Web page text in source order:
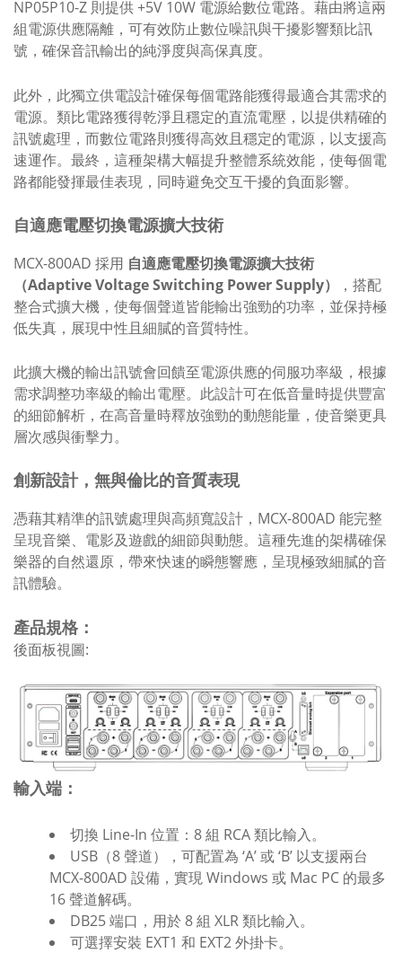
NP05P10-Z 則提供 +5V 10W 電源給數位電路。藉由將這兩
組電源供應隔離，可有效防止數位噪訊與干擾影響類比訊
號，確保音訊輸出的純淨度與高保真度。
此外，此獨立供電設計確保每個電路能獲得最適合其需求的
電源。類比電路獲得乾淨且穩定的直流電壓，以提供精確的
訊號處理，而數位電路則獲得高效且穩定的電源，以支援高
速運作。最終，這種架構大幅提升整體系統效能，使每個電
路都能發揮最佳表現，同時避免交互干擾的負面影響。
自適應電壓切換電源擴大技術
MCX-800AD 採用 自適應電壓切換電源擴大技術
（Adaptive Voltage Switching Power Supply）
，搭配
整合式擴大機，使每個聲道皆能輸出強勁的功率，並保持極
低失真，展現中性且細膩的音質特性。
此擴大機的輸出訊號會回饋至電源供應的伺服功率級，根據
需求調整功率級的輸出電壓。此設計可在低音量時提供豐富
的細節解析，在高音量時釋放強勁的動態能量，使音樂更具
層次感與衝擊力。
創新設計，無與倫比的音質表現
憑藉其精準的訊號處理與高頻寬設計，MCX-800AD 能完整
呈現音樂、電影及遊戲的細節與動態。這種先進的架構確保
樂器的自然還原，帶來快速的瞬態響應，呈現極致細膩的音
訊體驗。
產品規格：
後面板視圖:
輸入端：
切換 Line-In 位置：8 組 RCA 類比輸入。
USB（8 聲道），可配置為 ‘A’ 或 ‘B’ 以支援兩台
MCX-800AD 設備，實現 Windows 或 Mac PC 的最多
16 聲道解碼。
DB25 端口，用於 8 組 XLR 類比輸入。
可選擇安裝 EXT1 和 EXT2 外掛卡。